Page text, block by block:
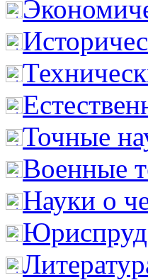
Точные
Военные
Науки о